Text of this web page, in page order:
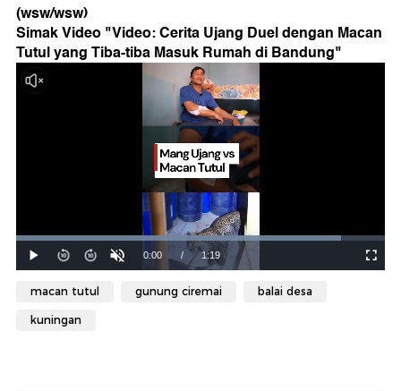
(wsw/wsw)
Simak Video "Video: Cerita Ujang Duel dengan Macan
Tutul yang Tiba-tiba Masuk Rumah di Bandung"
macan tutul gunung ciremai balai desa
kuningan